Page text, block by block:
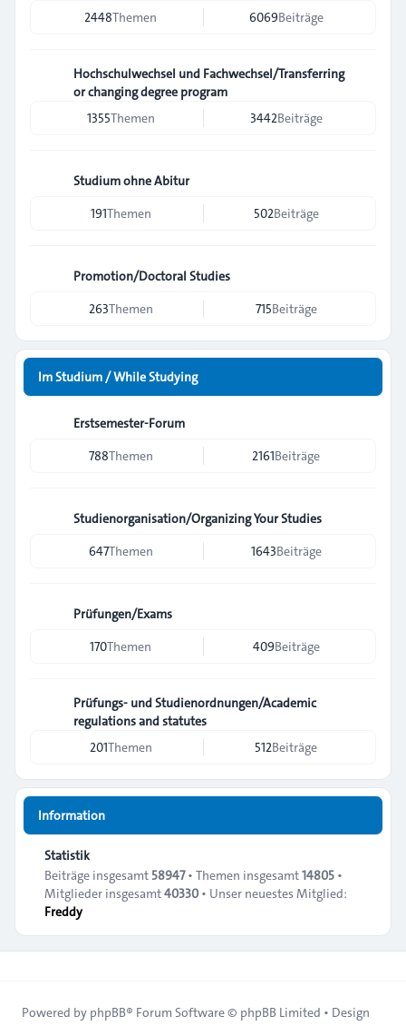
2448Themen 6069Beiträge
Hochschulwechsel und Fachwechsel/Transferring
or changing degree program
1355Themen 3442Beiträge
Studium ohne Abitur
191Themen 502Beiträge
Promotion/Doctoral Studies
263Themen 715Beiträge
Im Studium / While Studying
Erstsemester-Forum
788Themen 2161Beiträge
Studienorganisation/Organizing Your Studies
647Themen 1643Beiträge
Prüfungen/Exams
170Themen 409Beiträge
Prüfungs- und Studienordnungen/Academic
regulations and statutes
201Themen 512Beiträge
Information
Statistik
Beiträge insgesamt 58947• Themen insgesamt14805 •
Mitglieder insgesamt40330 • Unser neuestes Mitglied:
Freddy
Powered by phpBB® Forum Software © phpBB Limited • Design